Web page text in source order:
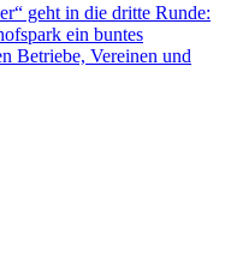
geht in die dritte Runde:
ein buntes
Betriebe, Vereinen und